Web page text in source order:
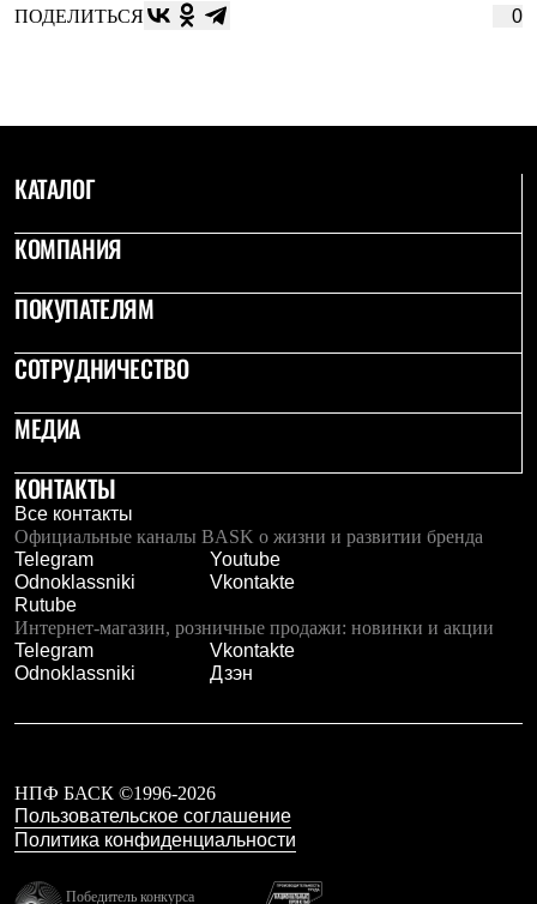
Легкое термобелье
Флисовая одежда
Утепленная пухом
Брюки
Комбинезоны
Куртки
Лёгкая одежда
Футболки
Толстовки
Брюки
Куртки
Флисовая одежда
Брюки
Жилеты
Комбинезоны
Термобелье
Комплект термобелья
Снаряжение
Палатки и тенты
Палатки
Тенты
Альпинистские
Городские
Аксессуары для рюкзаков
Спальные мешки
Комбинированные
ПОДЕЛИТЬСЯ 0
КАТАЛОГ
КОМПАНИЯ
ПОКУПАТЕЛЯМ
СОТРУДНИЧЕСТВО
МЕДИА
КОНТАКТЫ
Все контакты
Официальные каналы BASK о жизни и развитии бренда
Telegram
Youtube
Odnoklassniki
Vkontakte
Rutube
Интернет-магазин, розничные продажи: новинки и акции
Telegram
Vkontakte
Odnoklassniki
Дзэн
НПФ БАСК ©1996-2026
Пользовательское соглашение
Политика конфиденциальности
Победитель конкурса